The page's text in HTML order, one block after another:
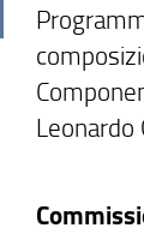
Leonardo